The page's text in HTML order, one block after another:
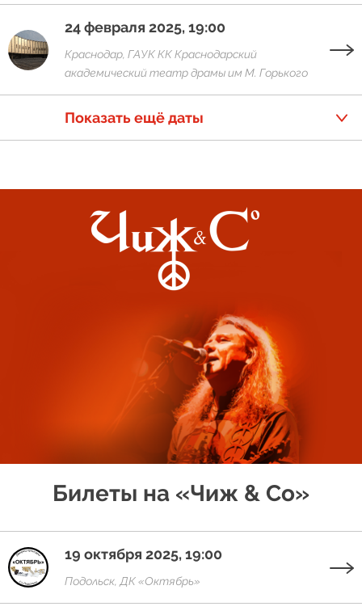
24 февраля 2025, 19:00
Краснодар, ГАУК КК Краснодарский
академический театр драмы им М. Горького
Показать ещё даты
Билеты на «Чиж & Co»
19 октября 2025, 19:00
Подольск, ДК «Октябрь»